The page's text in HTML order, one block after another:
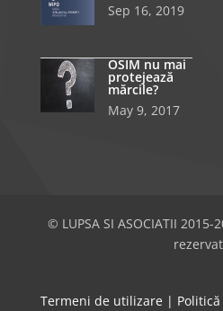
Sep 16, 2019
OSIM nu mai
protejează
mărcile?
May 9, 2017
© LUPSA SI ASOCIATII
Termeni de utilizare |